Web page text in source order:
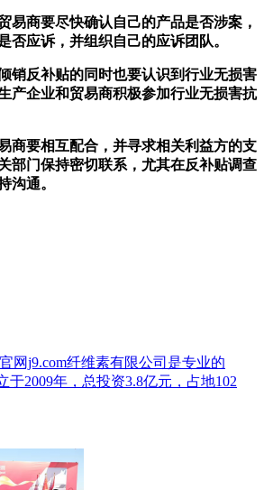
商要尽快确认自己的产品是否涉案，
否应诉，并组织自己的应诉团队。
反补贴的同时也要认识到行业无损害
产企业和贸易商积极参加行业无损害抗
要相互配合，并寻求相关利益方的支
部门保持密切联系，尤其在反补贴调查
沟通。
网j9.com纤维素有限公司是专业的
于2009年，总投资3.8亿元，占地102